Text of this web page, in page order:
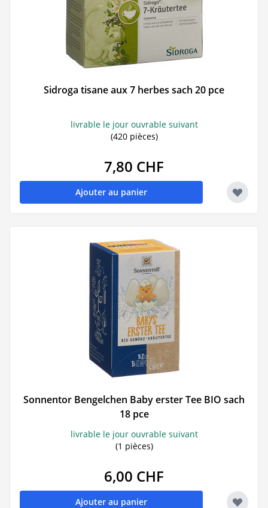
Sidroga tisane aux 7 herbes sach 20 pce
livrable le jour ouvrable suivant
(420 pièces)
7,80 CHF
Ajouter au panier
Sonnentor Bengelchen Baby erster Tee BIO sach
18 pce
livrable le jour ouvrable suivant
(1 pièces)
6,00 CHF
Ajouter au panier